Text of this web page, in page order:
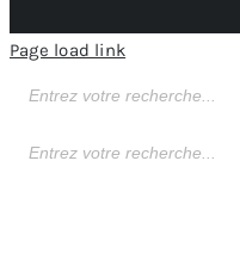
Page load link
de
de